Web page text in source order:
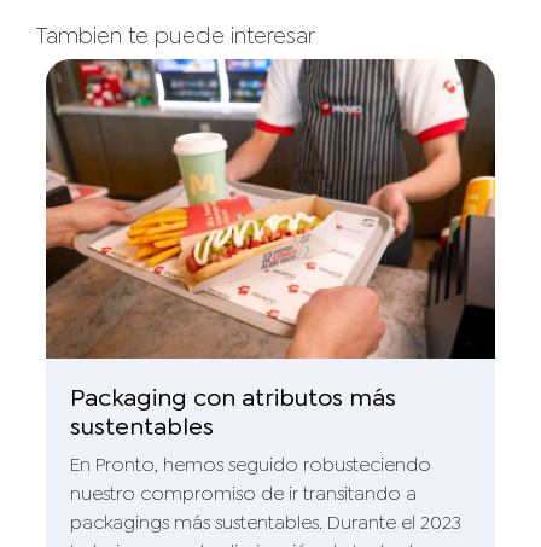
Tambien te puede interesar
Packaging con atributos más
sustentables
En Pronto, hemos seguido robusteciendo
nuestro compromiso de ir transitando a
packagings más sustentables. Durante el 2023